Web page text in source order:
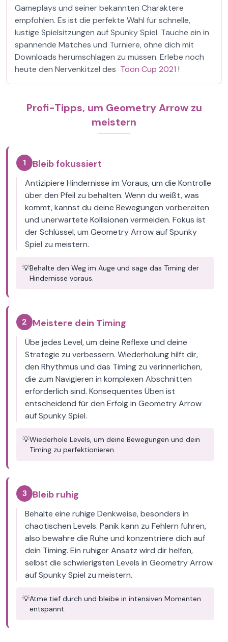
Gameplays und seiner bekannten Charaktere
empfohlen. Es ist die perfekte Wahl für schnelle,
lustige Spielsitzungen auf Spunky Spiel. Tauche ein in
spannende Matches und Turniere, ohne dich mit
Downloads herumschlagen zu müssen. Erlebe noch
heute den Nervenkitzel des Toon Cup 2021 !
Profi-Tipps, um Geometry Arrow zu
meistern
1 Bleib fokussiert
Antizipiere Hindernisse im Voraus, um die Kontrolle
über den Pfeil zu behalten. Wenn du weißt, was
kommt, kannst du deine Bewegungen vorbereiten
und unerwartete Kollisionen vermeiden. Fokus ist
der Schlüssel, um Geometry Arrow auf Spunky
Spiel zu meistern.
💡Behalte den Weg im Auge und sage das Timing der
Hindernisse voraus.
2 Meistere dein Timing
Übe jedes Level, um deine Reflexe und deine
Strategie zu verbessern. Wiederholung hilft dir,
den Rhythmus und das Timing zu verinnerlichen,
die zum Navigieren in komplexen Abschnitten
erforderlich sind. Konsequentes Üben ist
entscheidend für den Erfolg in Geometry Arrow
auf Spunky Spiel.
💡Wiederhole Levels, um deine Bewegungen und dein
Timing zu perfektionieren.
3 Bleib ruhig
Behalte eine ruhige Denkweise, besonders in
chaotischen Levels. Panik kann zu Fehlern führen,
also bewahre die Ruhe und konzentriere dich auf
dein Timing. Ein ruhiger Ansatz wird dir helfen,
selbst die schwierigsten Levels in Geometry Arrow
auf Spunky Spiel zu meistern.
💡Atme tief durch und bleibe in intensiven Momenten
entspannt.